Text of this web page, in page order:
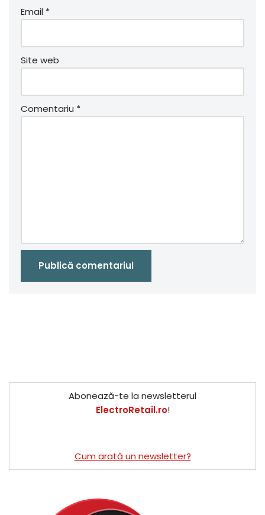
Email *
Site web
Comentariu *
Abonează-te la newsletterul
ElectroRetail.ro!
Cum arată un newsletter?